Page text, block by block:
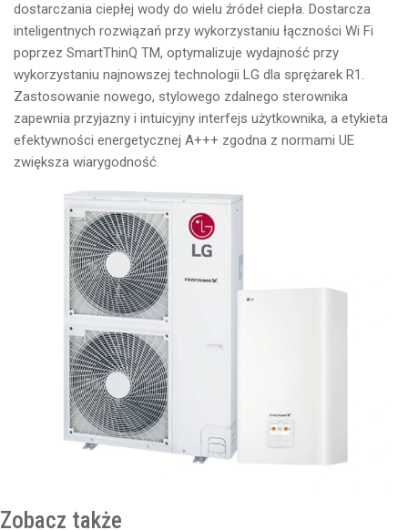
dostarczania ciepłej wody do wielu źródeł ciepła. Dostarcza
inteligentnych rozwiązań przy wykorzystaniu łączności Wi Fi
poprzez SmartThinQ TM, optymalizuje wydajność przy
wykorzystaniu najnowszej technologii LG dla sprężarek R1.
Zastosowanie nowego, stylowego zdalnego sterownika
zapewnia przyjazny i intuicyjny interfejs użytkownika, a etykieta
efektywności energetycznej A+++ zgodna z normami UE
zwiększa wiarygodność.
Zobacz także